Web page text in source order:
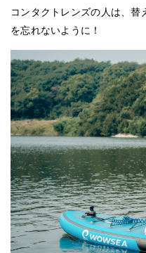
コンタクトレンズの人は、
を忘れないように！